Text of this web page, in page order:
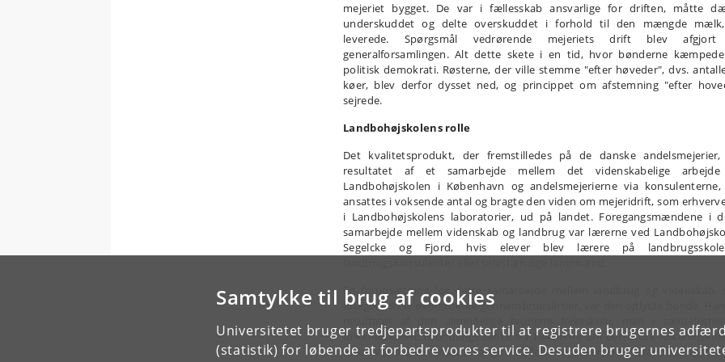
Samtykke til brug af cookies
Universitetet bruger tredjepartsprodukter til at registrere brugernes
(statistik) for løbende at forbedre vores service. Desuden bruger
mejeriet bygget. De var i fællesskab ansvarlige for driften, måtte
underskuddet og delte overskuddet i forhold til den mængde
leverede. Spørgsmål vedrørende mejeriets drift blev
generalforsamlingen. Alt dette skete i en tid, hvor bønderne
politisk demokrati. Røsterne, der ville stemme "efter høveder", dvs.
køer, blev derfor dysset ned, og princippet om afstemning "efter
sejrede.
Landbohøjskolens rolle
Det kvalitetsprodukt, der fremstilledes på de danske
resultatet af et samarbejde mellem det videnskabelige
Landbohøjskolen i København og andelsmejerierne via
ansattes i voksende antal og bragte den viden om mejeridrift, som
i Landbohøjskolens laboratorier, ud på landet. Foregangsmændene i
samarbejde mellem videnskab og landbrug var lærerne ved
Segelcke og Fjord, hvis elever blev lærere på
En forudsætning for dette samarbejde mellem landbrug og videnskab,
foregik i disse økonomiske gennembrudsårtier, var den oplyste bonde. Han
folkehøjskolen. Grundtvigs tanke fra 1840'erne om den store
folket var blevet omsat i mange små folkehøjskoler. Her fik